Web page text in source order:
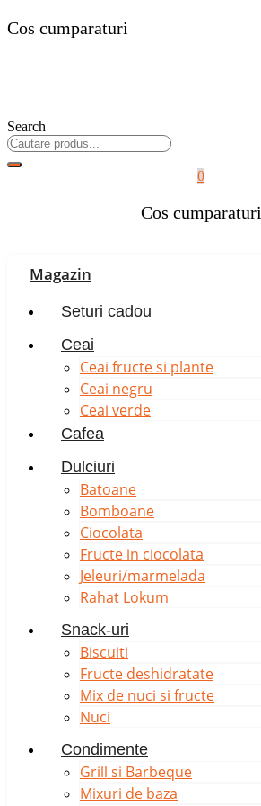
Cos cumparaturi
Search
0
Cos cumparaturi
Magazin
Seturi cadou
Ceai
Ceai fructe si plante
Ceai negru
Ceai verde
Cafea
Dulciuri
Batoane
Bomboane
Ciocolata
Fructe in ciocolata
Jeleuri/marmelada
Rahat Lokum
Snack-uri
Biscuiti
Fructe deshidratate
Mix de nuci si fructe
Nuci
Condimente
Grill si Barbeque
Mixuri de baza